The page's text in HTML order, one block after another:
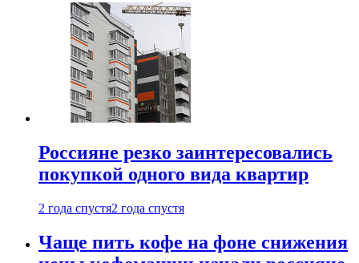
Россияне резко заинтересовались
покупкой одного вида квартир
2 года спустя2 года спустя
Чаще пить кофе на фоне снижения